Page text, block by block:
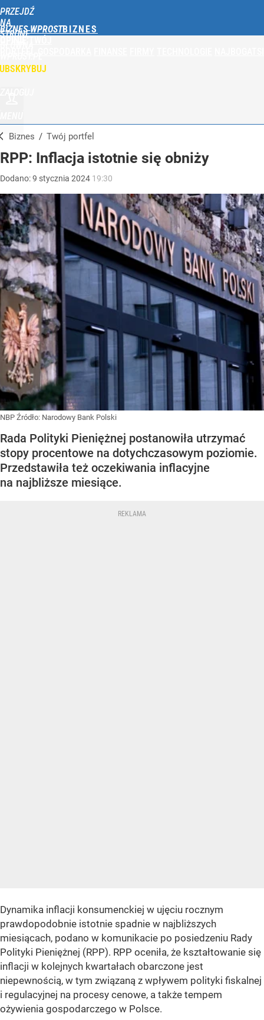
PRZEJDŹ
NA
STRONĘ
BIZNES WPROST
Biznes / Twój portfel
RPP: Inflacja istotnie się obniży
Dodano:9 stycznia 2024 19:30
NBP Źródło: Narodowy Bank Polski
Rada Polityki Pieniężnej postanowiła utrzymać
stopy procentowe na dotychczasowym poziomie.
Przedstawiła też oczekiwania inflacyjne
na najbliższe miesiące.
Dynamika inflacji konsumenckiej w ujęciu rocznym
prawdopodobnie istotnie spadnie w najbliższych
miesiącach, podano w komunikacie po posiedzeniu Rady
Polityki Pieniężnej (RPP). RPP oceniła, że kształtowanie się
inflacji w kolejnych kwartałach obarczone jest
niepewnością, w tym związaną z wpływem polityki fiskalnej
i regulacyjnej na procesy cenowe, a także tempem
ożywienia gospodarczego w Polsce.